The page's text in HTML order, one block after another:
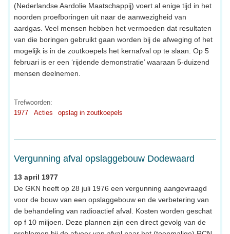
(Nederlandse Aardolie Maatschappij) voert al enige tijd in het
noorden proefboringen uit naar de aanwezigheid van
aardgas. Veel mensen hebben het vermoeden dat resultaten
van die boringen gebruikt gaan worden bij de afweging of het
mogelijk is in de zoutkoepels het kernafval op te slaan. Op 5
februari is er een ‘rijdende demonstratie’ waaraan 5-duizend
mensen deelnemen.
Trefwoorden:
1977
Acties opslag in zoutkoepels
Vergunning afval opslaggebouw Dodewaard
13 april 1977
De GKN heeft op 28 juli 1976 een vergunning aangevraagd
voor de bouw van een opslaggebouw en de verbetering van
de behandeling van radioactief afval. Kosten worden geschat
op f 10 miljoen. Deze plannen zijn een direct gevolg van de